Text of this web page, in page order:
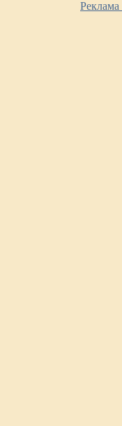
Реклама